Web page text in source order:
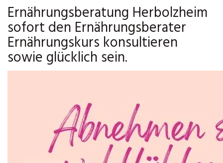
Ernährungsberatung Herbolzheim
sofort den Ernährungsberater
Ernährungskurs konsultieren
sowie glücklich sein.